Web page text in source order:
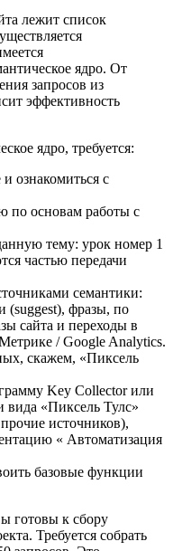
лежит список
ядро. От
запросов из
эффективность
ядро, требуется:
ознакомиться с
по основам работы с
тему: урок номер 1
частью передачи
семантики:
(suggest), фразы, по
сайта и переходы в
/ Google Analytics.
скажем, «Пиксель
Key Collector или
вида «Пиксель Тулс»
источников),
« Автоматизация
базовые функции
готовы к сбору
Требуется собрать